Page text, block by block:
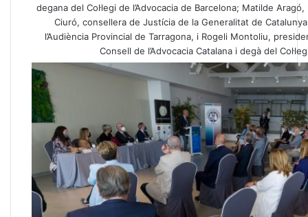
degana del Col·legi de l’Advocacia de Barcelona; Matilde
Ciuró, consellera de Justícia de la Generalitat de
l’Audiència Provincial de Tarragona, i Rogeli Montoliu,
Consell de l’Advocacia Catalana i degà del